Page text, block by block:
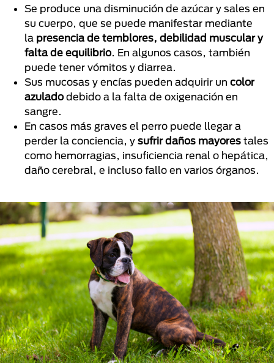
Se produce una disminución de azúcar y sales en
su cuerpo, que se puede manifestar mediante
la presencia de temblores, debilidad muscular y
falta de equilibrio. En algunos casos, también
puede tener vómitos y diarrea.
Sus mucosas y encías pueden adquirir un color
azuladodebido a la falta de oxigenación en
sangre.
En casos más graves el perro puede llegar a
perder la conciencia, y sufrir daños mayores tales
como hemorragias, insuficiencia renal o hepática,
daño cerebral, e incluso fallo en varios órganos.